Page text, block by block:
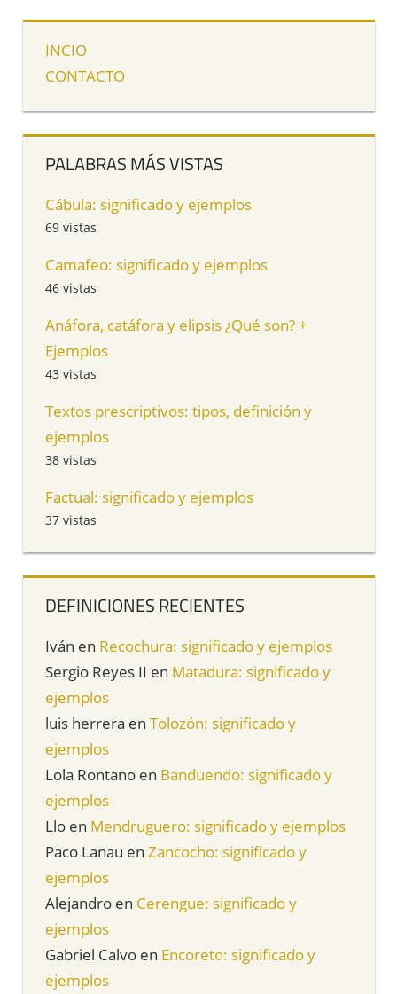
INCIO
CONTACTO
PALABRAS MÁS VISTAS
Cábula: significado y ejemplos
69 vistas
Camafeo: significado y ejemplos
46 vistas
Anáfora, catáfora y elipsis ¿Qué son? +
Ejemplos
43 vistas
Textos prescriptivos: tipos, definición y
ejemplos
38 vistas
Factual: significado y ejemplos
37 vistas
DEFINICIONES RECIENTES
Iván en Recochura: significado y ejemplos
Sergio Reyes II en Matadura: significado y
ejemplos
luis herrera en Tolozón: significado y
ejemplos
Lola Rontano en Banduendo: significado y
ejemplos
Llo en Mendruguero: significado y ejemplos
Paco Lanau en Zancocho: significado y
ejemplos
Alejandro en Cerengue: significado y
ejemplos
Gabriel Calvo en Encoreto: significado y
ejemplos